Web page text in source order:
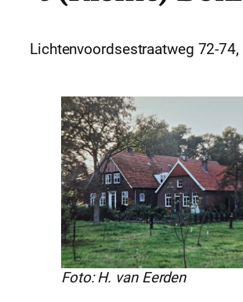
Lichtenvoordsestraatweg 72-74,
Foto: H. van Eerden